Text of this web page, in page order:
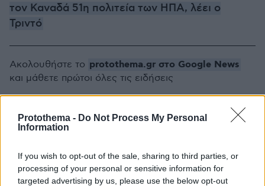
Protothema - Do Not Process My Personal
Information
If you wish to opt-out of the sale, sharing to third parties, or
processing of your personal or sensitive information for
targeted advertising by us, please use the below opt-out
τον Καναδά 51η πολιτεία των ΗΠΑ, λέει ο
Τριντό
Σχετικά Άρθρα
Ακολουθήστε το protothema.gr στο Google News
και μάθετε πρώτοι όλες τις ειδήσεις
από την Ελλάδα
και τον Κόσμο, τη στιγμή που συμβαίνουν, στο
Protothema.gr